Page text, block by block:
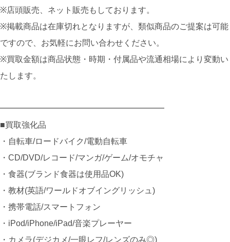
※店頭販売、ネット販売もしております。
※掲載商品は在庫切れとなりますが、類似商品のご提案は可能
ですので、お気軽にお問い合わせください。
※買取金額は商品状態・時期・付属品や流通相場により変動い
たします。
━━━━━━━━━━━━━━━━━━━━
■買取強化品
・自転車/ロードバイク/電動自転車
・CD/DVD/レコード/マンガ/ゲーム/オモチャ
・食器(ブランド食器は使用品OK)
・教材(英語/ワールドオブイングリッシュ)
・携帯電話/スマートフォン
・iPod/iPhone/iPad/音楽プレーヤー
・カメラ(デジカメ/一眼レフ/レンズのみ◎)